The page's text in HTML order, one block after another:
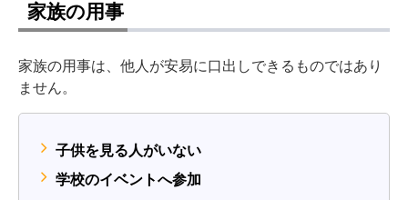
家族の用事
家族の用事は、他人が安易に口出しできるものではあり
ません。
子供を見る人がいない
学校のイベントへ参加